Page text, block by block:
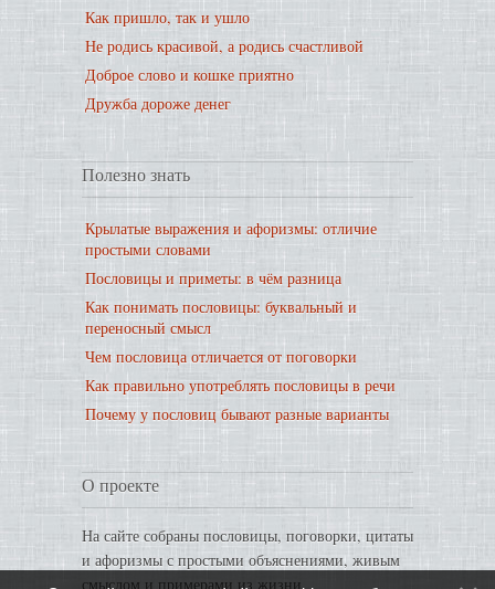
Как пришло, так и ушло
Не родись красивой, а родись счастливой
Доброе слово и кошке приятно
Дружба дороже денег
Полезно знать
Крылатые выражения и афоризмы: отличие
простыми словами
Пословицы и приметы: в чём разница
Как понимать пословицы: буквальный и
переносный смысл
Чем пословица отличается от поговорки
Как правильно употреблять пословицы в речи
Почему у пословиц бывают разные варианты
О проекте
На сайте собраны пословицы, поговорки, цитаты
и афоризмы с простыми объяснениями, живым
смыслом и примерами из жизни.